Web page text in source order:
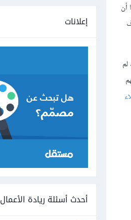
أن
إعلانات
أحدث أسئلة ريادة الأعمال